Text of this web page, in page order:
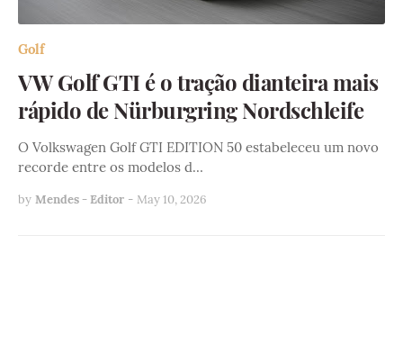
Golf
VW Golf GTI é o tração dianteira mais
rápido de Nürburgring Nordschleife
O Volkswagen Golf GTI EDITION 50 estabeleceu um novo
recorde entre os modelos d…
by Mendes - Editor - May 10, 2026